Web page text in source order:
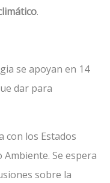
.
se apoyan en 14
dar para
con los Estados
Se espera
sobre la